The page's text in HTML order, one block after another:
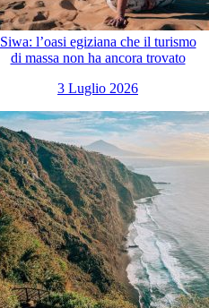
Siwa: l’oasi egiziana che il turismo
di massa non ha ancora trovato
3 Luglio 2026